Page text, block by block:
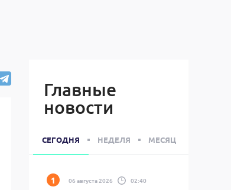
Главные
новости
СЕГОДНЯ НЕДЕЛЯ МЕСЯЦ
06 августа 2026 02:40